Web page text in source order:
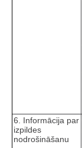
6. Informācija par
izpildes
nodrošināšanu